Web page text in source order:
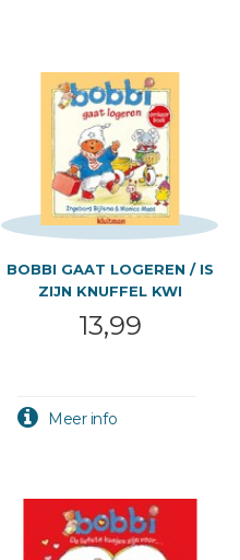
BOBBI GAAT LOGEREN / IS
ZIJN KNUFFEL KWI
13,99